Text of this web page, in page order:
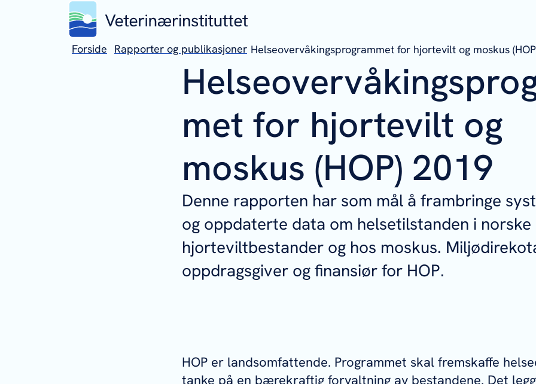
Forside Rapporter og publikasjoner Helseovervåkingsprogrammet for hjortevilt og moskus
met for hjortevilt og
moskus (HOP) 2019
Denne rapporten har som mål å frambringe
og oppdaterte data om helsetilstanden i norske
hjorteviltbestander og hos moskus.
oppdragsgiver og finansiør for HOP.
HOP er landsomfattende. Programmet skal fremskaffe
tanke på en bærekraftig forvaltning av bestandene. Det